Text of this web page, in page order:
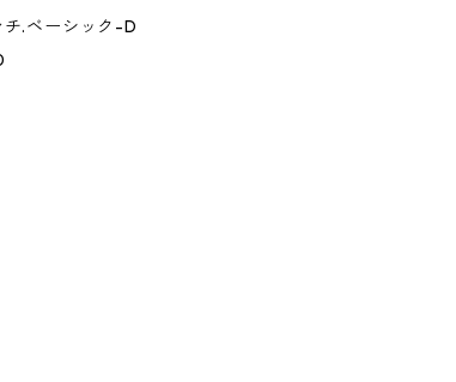
.ベーシック-D